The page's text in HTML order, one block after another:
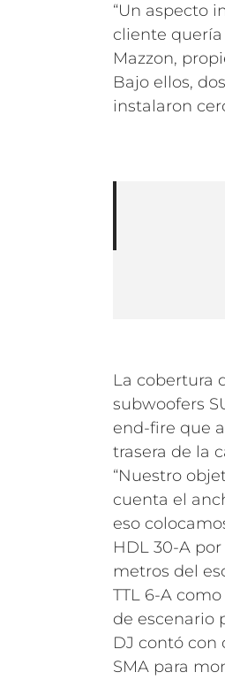
“Un aspecto
cliente
Mazzon,
Bajo ellos,
instalaron
La cobertura
subwoofers
end-fire que
trasera de la
“Nuestro
cuenta el
eso
HDL 30-A
metros del
TTL 6-A
de escenario
DJ contó con
SMA para